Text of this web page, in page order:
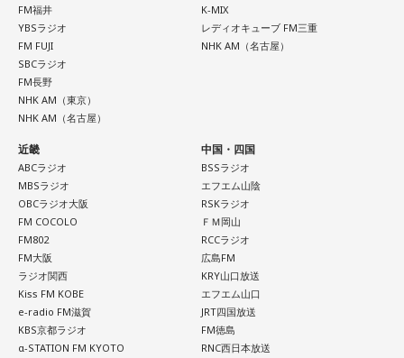
FM福井
YBSラジオ
FM FUJI
SBCラジオ
FM長野
NHK AM（東京）
NHK AM（名古屋）
K-MIX
レディオキューブ FM三重
NHK AM（名古屋）
近畿
ABCラジオ
MBSラジオ
OBCラジオ大阪
FM COCOLO
FM802
FM大阪
ラジオ関西
Kiss FM KOBE
e-radio FM滋賀
KBS京都ラジオ
α-STATION FM KYOTO
中国・四国
BSSラジオ
エフエム山陰
RSKラジオ
ＦＭ岡山
RCCラジオ
広島FM
KRY山口放送
エフエム山口
JRT四国放送
FM徳島
RNC西日本放送